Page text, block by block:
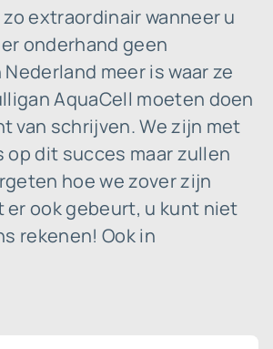
extraordinair wanneer u
onderhand geen
meer is waar ze
AquaCell moeten doen
van schrijven. We zijn met
dit succes maar zullen
hoe we zover zijn
er ook gebeurt, u kunt niet
rekenen! Ook in